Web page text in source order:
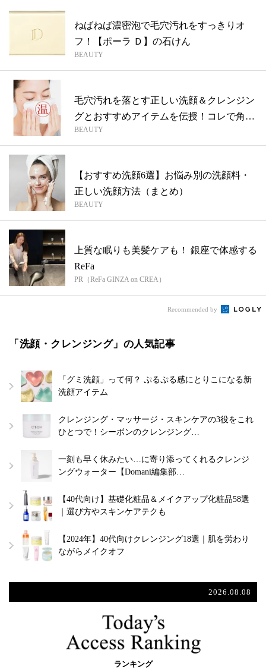
ねばねば濃密泡で毛穴汚れをすっきりオ
フ！【ポーラ Ｄ】の石けん
BEAUTY
毛穴汚れを落とす正しい洗顔＆クレンジン
グとおすすめアイテムを伝授！コレで角栓
や黒...
BEAUTY
【おすすめ洗顔6選】お悩み別の洗顔料・
正しい洗顔方法（まとめ）
BEAUTY
上質な眠りも美髪ケアも！ 銀座で体感する
ReFa
PR（ReFa GINZA on CREA）
Recommended by
「洗顔・クレンジング」の人気記事
「グミ洗顔」って何？ ぷるぷる感にとりこになる新
洗顔アイテム
クレンジング・マッサージ・スキンケアの3役をこれ
ひとつで！シーボンのクレンジング…
一刻も早く休みたい…に寄り添ってくれるクレンジ
ングウォーター【Domani編集部…
【40代向け】基礎化粧品＆メイクアップ化粧品58選
｜選び方やスキンケアテクも
【2024年】40代向けクレンジング18選｜肌を労わり
ながらメイクオフ
2026.08.08
ランキング